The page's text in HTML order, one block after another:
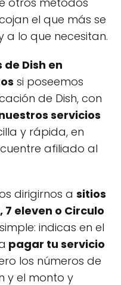
el que más se
a lo que necesitan.
Dish en
si poseemos
de Dish, con
servicios
y rápida, en
afiliado al
dirigirnos a sitios
eleven o Circulo
indicas en el
pagar tu servicio
los números de
y el monto y